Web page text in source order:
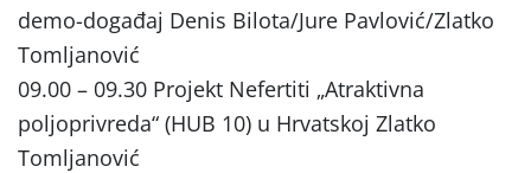
demo-događaj Denis Bilota/Jure Pavlović/Zlatko
Tomljanović
09.00 – 09.30 Projekt Nefertiti „Atraktivna
poljoprivreda“ (HUB 10) u Hrvatskoj Zlatko
Tomljanović